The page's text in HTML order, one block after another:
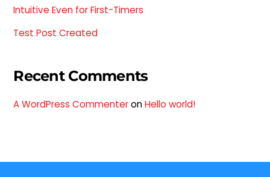
Intuitive Even for First-Timers
Test Post Created
Recent Comments
A WordPress CommenteronHello world!